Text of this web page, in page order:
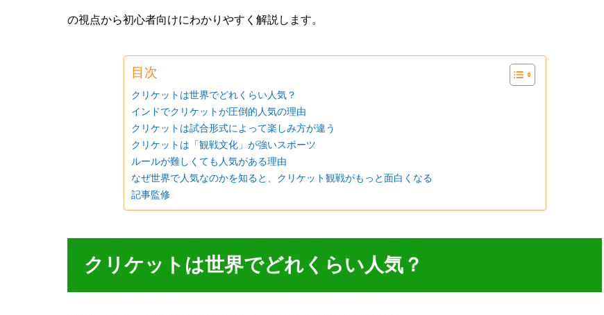
の視点から初心者向けにわかりやすく解説します。
目次
クリケットは世界でどれくらい人気？
インドでクリケットが圧倒的人気の理由
クリケットは試合形式によって楽しみ方が違う
クリケットは「観戦文化」が強いスポーツ
ルールが難しくても人気がある理由
なぜ世界で人気なのかを知ると、クリケット観戦がもっと面白くなる
記事監修
クリケットは世界でどれくらい人気？